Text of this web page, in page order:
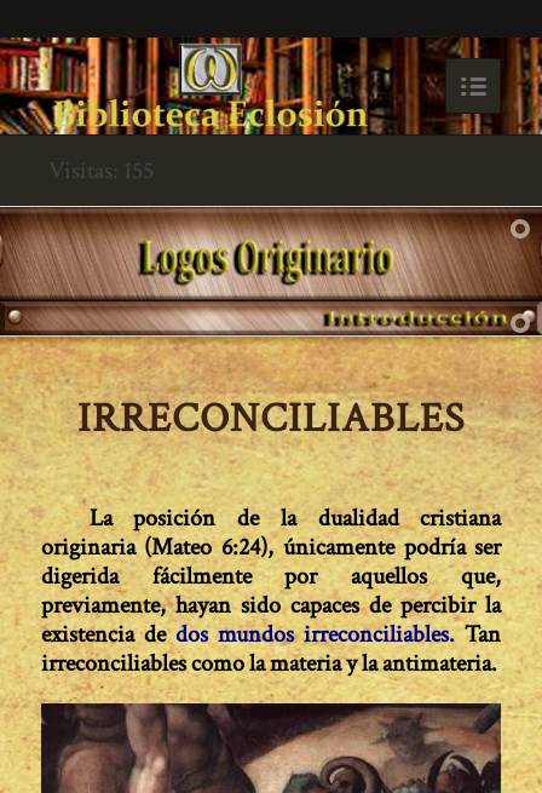
Visitas: 155
IRRECONCILIABLES
La posición de la dualidad cristiana
originaria (Mateo 6:24), únicamente podría ser
digerida fácilmente por aquellos que,
previamente, hayan sido capaces de percibir la
existencia dedos mundos irreconciliables.Tan
irreconciliables como la materia y la antimateria.